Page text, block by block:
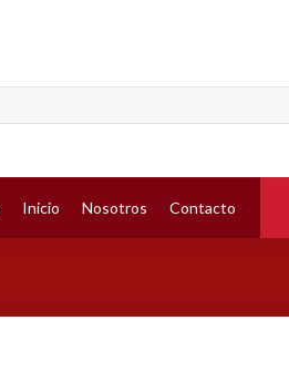
Inicio Nosotros Contacto